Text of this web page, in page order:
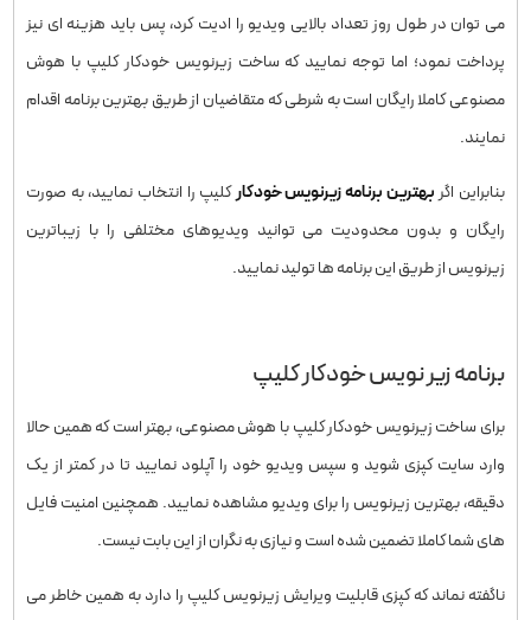
می توان در طول روز تعداد بالایی ویدیو را ادیت کرد، پس باید هزینه ای نیز
پرداخت نمود؛ اما توجه نمایید که ساخت زیرنویس خودکار کلیپ با هوش
مصنوعی کاملا رایگان است به شرطی که متقاضیان از طریق بهترین برنامه اقدام
نمایند.
بنابراین اگر بهترین برنامه زیرنویس خودکارکلیپ را انتخاب نمایید، به صورت
رایگان و بدون محدودیت می توانید ویدیوهای مختلفی را با زیباترین
زیرنویس از طریق این برنامه ها تولید نمایید.
برنامه زیر نویس خودکار کلیپ
برای ساخت زیرنویس خودکار کلیپ با هوش مصنوعی، بهتر است که همین حالا
وارد سایت کپزی شوید و سپس ویدیو خود را آپلود نمایید تا در کمتر از یک
دقیقه، بهترین زیرنویس را برای ویدیو مشاهده نمایید. همچنین امنیت فایل
های شما کاملا تضمین شده است و نیازی به نگران از این بابت نیست.
ناگفته نماند که کپزی قابلیت ویرایش زیرنویس کلیپ را دارد به همین خاطر می